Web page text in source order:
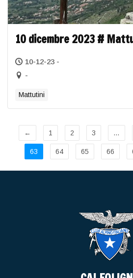
10 dicembre 2023 #
10-12-23 -
-
Mattutini
← 1 2 3 …
63 64 65 66